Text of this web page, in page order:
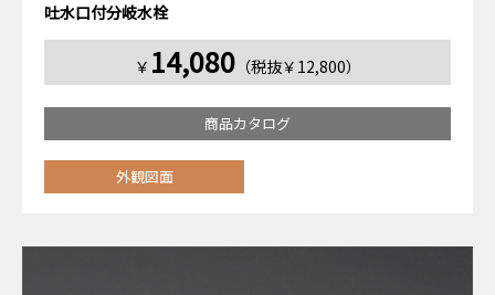
吐水口付分岐水栓
￥ 14,080（税抜￥12,800）
商品カタログ
外観図面